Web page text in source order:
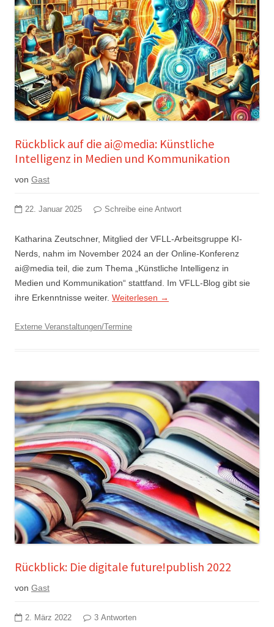
Rückblick auf die ai@media: Künstliche
Intelligenz in Medien und Kommunikation
von Gast
22. Januar 2025 Schreibe eine Antwort
Katharina Zeutschner, Mitglied der VFLL-Arbeitsgruppe KI-
Nerds, nahm im November 2024 an der Online-Konferenz
ai@media teil, die zum Thema „Künstliche Intelligenz in
Medien und Kommunikation“ stattfand. Im VFLL-Blog gibt sie
ihre Erkenntnisse weiter. Weiterlesen →
Externe Veranstaltungen/Termine
Rückblick: Die digitale future!publish 2022
von Gast
2. März 2022 3 Antworten